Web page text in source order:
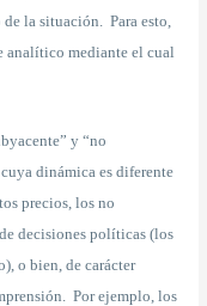
la situación. Para esto,
analítico mediante el cual
y “no
dinámica es diferente
precios, los no
decisiones políticas (los
o bien, de carácter
Por ejemplo, los